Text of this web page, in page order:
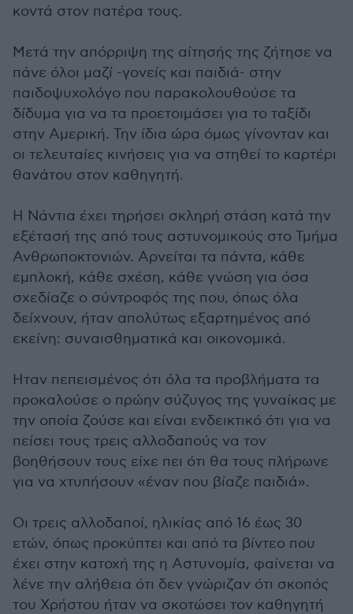
κοντά στον πατέρα τους.
Μετά την απόρριψη της αίτησής της ζήτησε να
πάνε όλοι μαζί -γονείς και παιδιά- στην
παιδοψυχολόγο που παρακολουθούσε τα
δίδυμα για να τα προετοιμάσει για το ταξίδι
στην Αμερική. Την ίδια ώρα όμως γίνονταν και
οι τελευταίες κινήσεις για να στηθεί το καρτέρι
θανάτου στον καθηγητή.
Η Νάντια έχει τηρήσει σκληρή στάση κατά την
εξέτασή της από τους αστυνομικούς στο Τμήμα
Ανθρωποκτονιών. Αρνείται τα πάντα, κάθε
εμπλοκή, κάθε σχέση, κάθε γνώση για όσα
σχεδίαζε ο σύντροφός της που, όπως όλα
δείχνουν, ήταν απολύτως εξαρτημένος από
εκείνη: συναισθηματικά και οικονομικά.
Ηταν πεπεισμένος ότι όλα τα προβλήματα τα
προκαλούσε ο πρώην σύζυγος της γυναίκας με
την οποία ζούσε και είναι ενδεικτικό ότι για να
πείσει τους τρεις αλλοδαπούς να τον
βοηθήσουν τους είχε πει ότι θα τους πλήρωνε
για να χτυπήσουν «έναν που βίαζε παιδιά».
Οι τρεις αλλοδαποί, ηλικίας από 16 έως 30
ετών, όπως προκύπτει και από τα βίντεο που
έχει στην κατοχή της η Αστυνομία, φαίνεται να
λένε την αλήθεια ότι δεν γνώριζαν ότι σκοπός
του Χρήστου ήταν να σκοτώσει τον καθηγητή